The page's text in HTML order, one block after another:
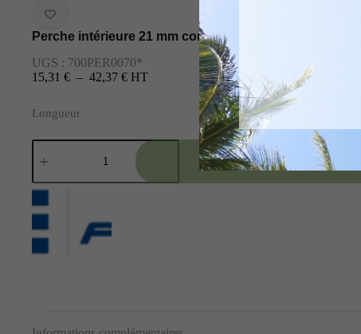
Perche intérieure 21 mm complet pour optiloc
UGS : 700PER0070*
15,31 € – 42,37 € HT
Longueur